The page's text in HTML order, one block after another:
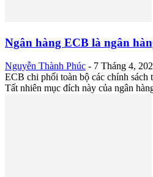
Ngân hàng ECB là ngân
Nguyễn Thành Phúc - 7 Tháng 4,
ECB chi phối toàn bộ các chính
Tất nhiên mục đích này của ngân